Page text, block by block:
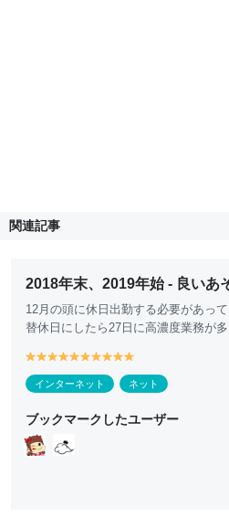
関連記事
2018年末、2019年始 - 良いあ
12月の頭に休日出勤する必要があっ
替休日にしたら27日に高濃度業務が
y
e
ll
w
y
e
ll
o
w
y
e
ll
w
y
e
ll
w
y
e
ll
w
y
e
ll
w
y
e
ll
w
y
e
ll
w
y
e
w
e
ll
w
インターネット ネット
ブックマークしたユーザー